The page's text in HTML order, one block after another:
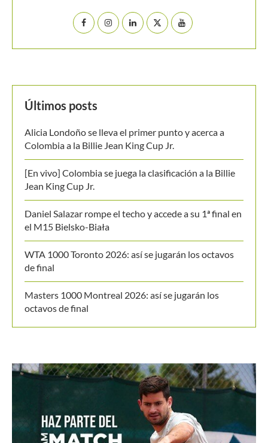
Daniel Salazar rompe el techo y accede a su 1ª final en
de final
Masters 1000 Montreal 2026: así se jugarán los